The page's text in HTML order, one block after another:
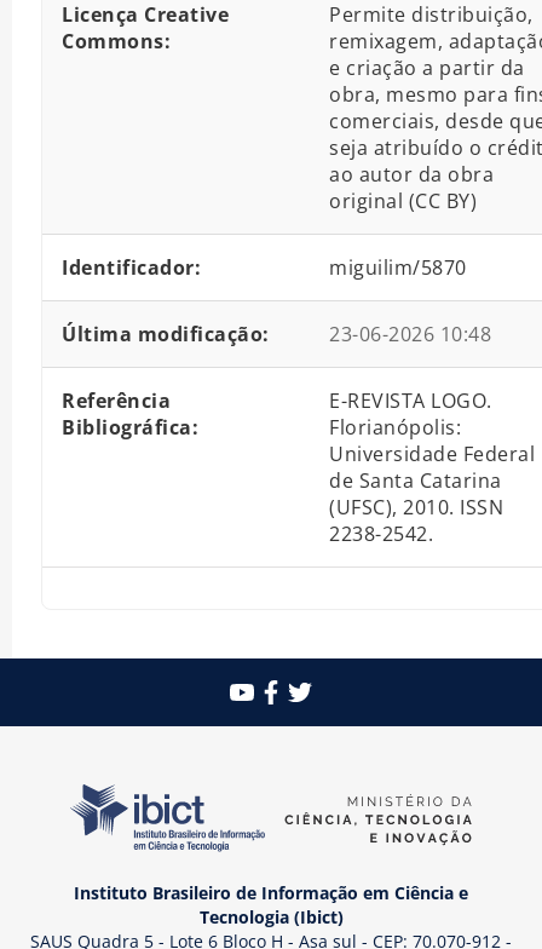
Licença Creative
Commons:
Permite distribuição,
remixagem,
e criação a partir da
obra, mesmo para
comerciais, desde
seja atribuído o
ao autor da obra
original (CC BY)
Identificador: miguilim/5870
Última modificação: 23-06-2026 10:48
Referência
Bibliográfica:
E-REVISTA LOGO.
Florianópolis:
Universidade Federal
de Santa Catarina
(UFSC), 2010. ISSN
2238-2542.
Instituto Brasileiro de Informação em Ciência e
Tecnologia (Ibict)
SAUS Quadra 5 - Lote 6 Bloco H - Asa sul - CEP: 70.070-912 -